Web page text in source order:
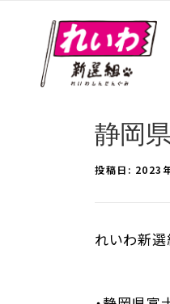
静岡
投稿日: 2023
れいわ新選